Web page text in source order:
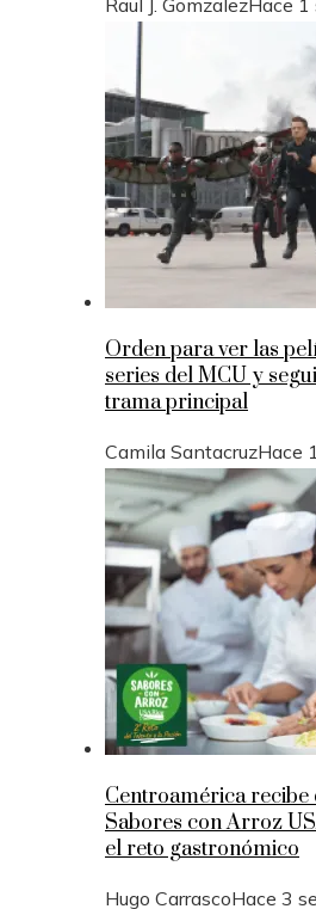
Raul J. GomzalezHace
Orden para ver las
series del MCU y
trama principal
Camila SantacruzHace
Centroamérica recibe
Sabores con Arroz
el reto gastronómico
Hugo CarrascoHace 3